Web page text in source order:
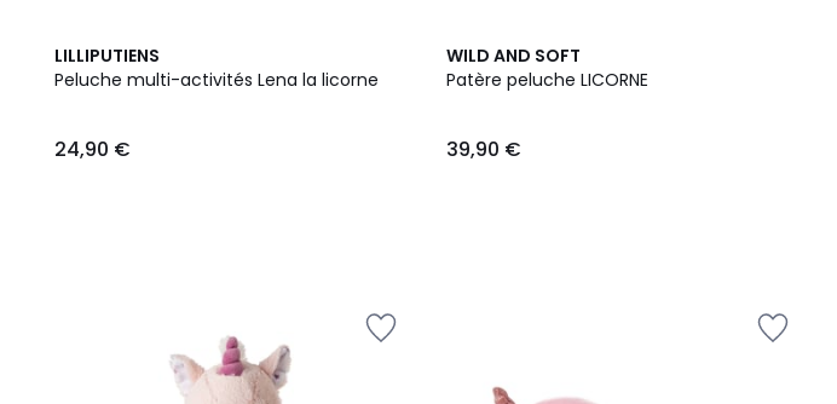
LILLIPUTIENS
Peluche multi-activités Lena la licorne
24,90 €
WILD AND SOFT
Patère peluche LICORNE
39,90 €